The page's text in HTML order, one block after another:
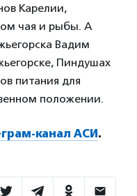
Карелии,
чая и рыбы. А
Вадим
Пиндушах
питания для
положении.
канал АСИ.